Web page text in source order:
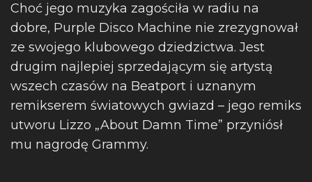
Choć jego muzyka zagościła w radiu na
dobre, Purple Disco Machine nie zrezygnował
ze swojego klubowego dziedzictwa. Jest
drugim najlepiej sprzedającym się artystą
wszech czasów na Beatport i uznanym
remikserem światowych gwiazd – jego remiks
utworu Lizzo „About Damn Time” przyniósł
mu nagrodę Grammy.